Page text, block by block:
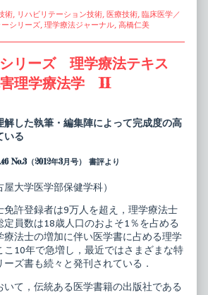
術, リハビリテーション技術, 医療技術, 臨床医学／
シリーズ, 理学療法ジャーナル, 高橋仁美
リーズ 理学療法テキス
理学療法学 II
解した執筆・編集陣によって完成度の高
いる
No.3（2012年3月号） 書評より
大学医学部保健学科）
免許登録者は9万人を超え，理学療法士
定員数は18歳人口のおよそ1％を占める
療法士の増加に伴い医学書に占める理学
こ10年で急増し，最近ではさまざまな特
ズ書も続々と発刊されている．
いて，伝統ある医学書籍の出版社である